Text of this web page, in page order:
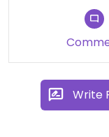
Write